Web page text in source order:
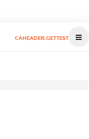
CAHEADER.GETTEST